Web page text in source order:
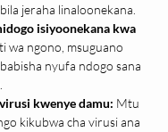
jeraha linaloonekana.
isiyoonekana kwa
wa ngono, msuguano
nyufa ndogo sana
kwenye damu: Mtu
kikubwa cha virusi ana